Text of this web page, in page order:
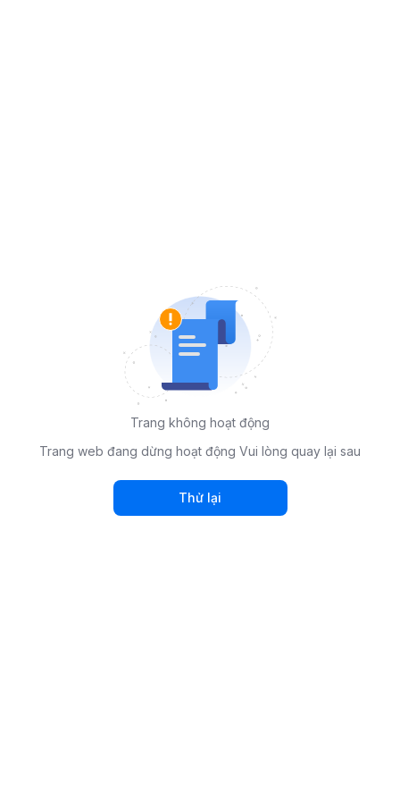
Trang không hoạt động
Trang web đang dừng hoạt động Vui lòng quay lại sau
Thử lại